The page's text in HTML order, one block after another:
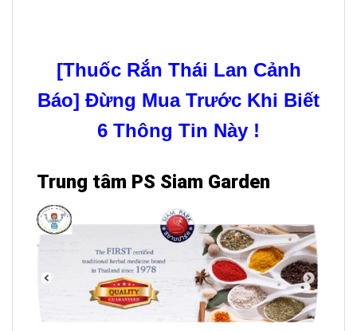
[Thuốc Rắn Thái Lan Cảnh
Báo] Đừng Mua Trước Khi Biết
6 Thông Tin Này !
Trung tâm PS Siam Garden